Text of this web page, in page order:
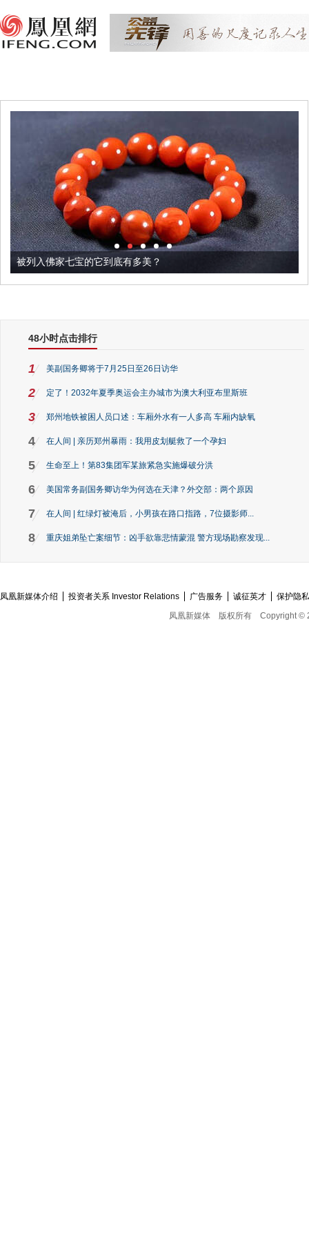
被列入佛家七宝的它到底有多美？
48小时点击排行
1 美副国务卿将于7月25日至26日访华
2 定了！2032年夏季奥运会主办城市为澳大利亚布里斯班
3 郑州地铁被困人员口述：车厢外水有一人多高 车厢内缺氧
4 在人间 | 亲历郑州暴雨：我用皮划艇救了一个孕妇
5 生命至上！第83集团军某旅紧急实施爆破分洪
6 美国常务副国务卿访华为何选在天津？外交部：两个原因
7 在人间 | 红绿灯被淹后，小男孩在路口指路，7位摄影师...
8 重庆姐弟坠亡案细节：凶手欲靠悲情蒙混 警方现场勘察发现...
凤凰新媒体介绍 投资者关系 Investor Relations 广告服务 诚征英才
保护隐
凤凰新媒体
版权所有 Copyright ©